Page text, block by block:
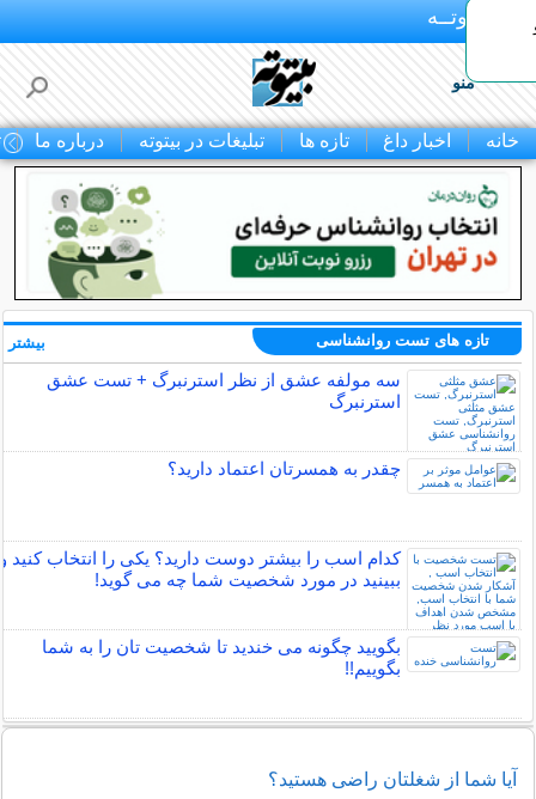
بـیتوتــه
منو
خانه اخبار داغ تازه ها تبلیغات در بیتوته درباره ما
تازه های تست روانشناسی
سه مولفه عشق از نظر استرنبرگ + تست عشق
استرنبرگ
چقدر به همسرتان اعتماد دارید؟
کدام اسب را بیشتر دوست دارید؟ یکی را انتخاب کنید
ببینید در مورد شخصیت شما چه می گوید!
بگویید چگونه می خندید تا شخصیت تان را به شما
بگوییم!!
بیشتر
آیا شما از شغلتان راضی هستید؟